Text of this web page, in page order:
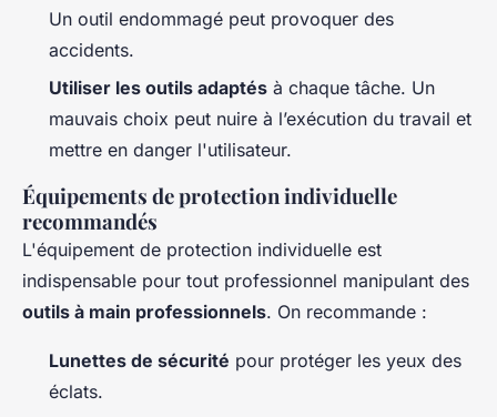
Un outil endommagé peut provoquer des
accidents.
Utiliser les outils adaptés à chaque tâche. Un
mauvais choix peut nuire à l’exécution du travail et
mettre en danger l'utilisateur.
Équipements de protection individuelle
recommandés
L'équipement de protection individuelle est
indispensable pour tout professionnel manipulant des
outils à main professionnels. On recommande :
Lunettes de sécurité pour protéger les yeux des
éclats.